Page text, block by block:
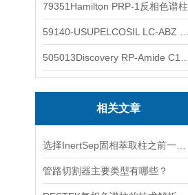
79351Hamilton PRP-1反相色谱柱
相关文章
管路切割器主要类型有哪些？